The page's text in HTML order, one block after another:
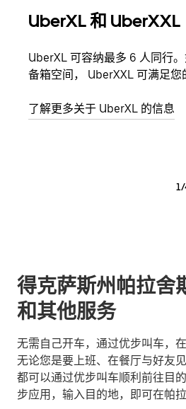
UberXL 和 UberXXL
UberXL 可容纳最多 6 人同行
备箱空间， UberXXL 可满足您
了解更多关于 UberXL 的信息
得克萨斯州帕拉舍
和其他服务
无需自己开车，通过优步叫车，
无论您是要上班、在餐厅与好友
都可以通过优步叫车顺利前往目
步应用，输入目的地，即可在帕